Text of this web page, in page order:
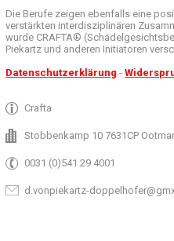
Die Berufe zeigen ebenfalls eine
verstärkten interdisziplinären
wurde CRAFTA® (
Piekartz und anderen Initiatoren
Datenschutzerklärung -
Crafta
Stobbenkamp 10 7631CP
0031 (0)541 29 4001
d.vonpiekartz-